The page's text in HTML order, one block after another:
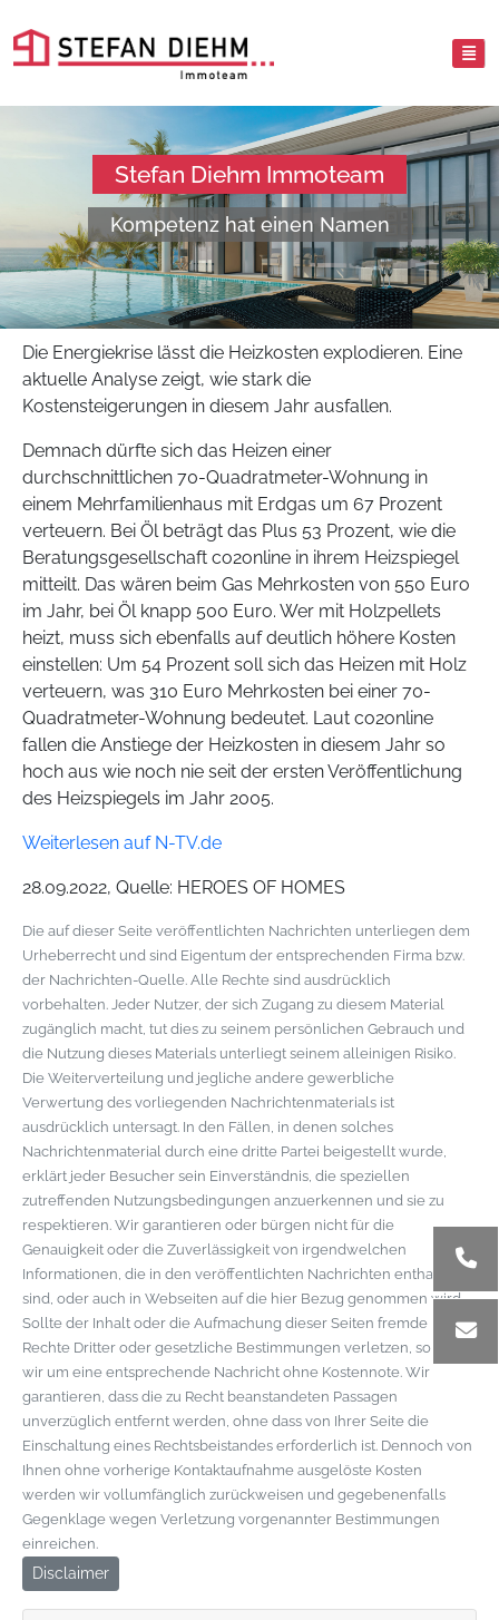
Stefan Diehm Immoteam
Kompetenz hat einen Namen
Die Energiekrise lässt die Heizkosten explodieren. Eine
aktuelle Analyse zeigt, wie stark die
Kostensteigerungen in diesem Jahr ausfallen.
Demnach dürfte sich das Heizen einer
durchschnittlichen 70-Quadratmeter-Wohnung in
einem Mehrfamilienhaus mit Erdgas um 67 Prozent
verteuern. Bei Öl beträgt das Plus 53 Prozent, wie die
Beratungsgesellschaft co2online in ihrem Heizspiegel
mitteilt. Das wären beim Gas Mehrkosten von 550 Euro
im Jahr, bei Öl knapp 500 Euro. Wer mit Holzpellets
heizt, muss sich ebenfalls auf deutlich höhere Kosten
einstellen: Um 54 Prozent soll sich das Heizen mit Holz
verteuern, was 310 Euro Mehrkosten bei einer 70-
Quadratmeter-Wohnung bedeutet. Laut co2online
fallen die Anstiege der Heizkosten in diesem Jahr so
hoch aus wie noch nie seit der ersten Veröffentlichung
des Heizspiegels im Jahr 2005.
Weiterlesen auf N-TV.de
28.09.2022, Quelle: HEROES OF HOMES
Die auf dieser Seite veröffentlichten Nachrichten unterliegen dem
Urheberrecht und sind Eigentum der entsprechenden Firma bzw.
der Nachrichten-Quelle. Alle Rechte sind ausdrücklich
vorbehalten. Jeder Nutzer, der sich Zugang zu diesem Material
zugänglich macht, tut dies zu seinem persönlichen Gebrauch und
die Nutzung dieses Materials unterliegt seinem alleinigen Risiko.
Die Weiterverteilung und jegliche andere gewerbliche
Verwertung des vorliegenden Nachrichtenmaterials ist
ausdrücklich untersagt. In den Fällen, in denen solches
Nachrichtenmaterial durch eine dritte Partei beigestellt wurde,
erklärt jeder Besucher sein Einverständnis, die speziellen
zutreffenden Nutzungsbedingungen anzuerkennen und sie zu
respektieren. Wir garantieren oder bürgen nicht für die
Genauigkeit oder die Zuverlässigkeit von irgendwelchen
Informationen, die in den veröffentlichten Nachrichten enthalten
sind, oder auch in Webseiten auf die hier Bezug genommen wird.
Sollte der Inhalt oder die Aufmachung dieser Seiten fremde
Rechte Dritter oder gesetzliche Bestimmungen verletzen, so bitten
wir um eine entsprechende Nachricht ohne Kostennote. Wir
garantieren, dass die zu Recht beanstandeten Passagen
unverzüglich entfernt werden, ohne dass von Ihrer Seite die
Einschaltung eines Rechtsbeistandes erforderlich ist. Dennoch von
Ihnen ohne vorherige Kontaktaufnahme ausgelöste Kosten
werden wir vollumfänglich zurückweisen und gegebenenfalls
Gegenklage wegen Verletzung vorgenannter Bestimmungen
einreichen.
Disclaimer